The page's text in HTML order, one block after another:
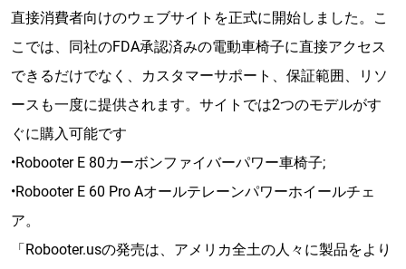
直接消費者向けのウェブサイトを正式に開始しました。こ
こでは、同社のFDA承認済みの電動車椅子に直接アクセス
できるだけでなく、カスタマーサポート、保証範囲、リソ
ースも一度に提供されます。サイトでは2つのモデルがす
ぐに購入可能です
•Robooter E 80カーボンファイバーパワー車椅子;
•Robooter E 60 Pro Aオールテレーンパワーホイールチェ
ア。
「Robooter.usの発売は、アメリカ全土の人々に製品をより